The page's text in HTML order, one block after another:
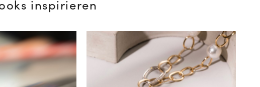
inspirieren